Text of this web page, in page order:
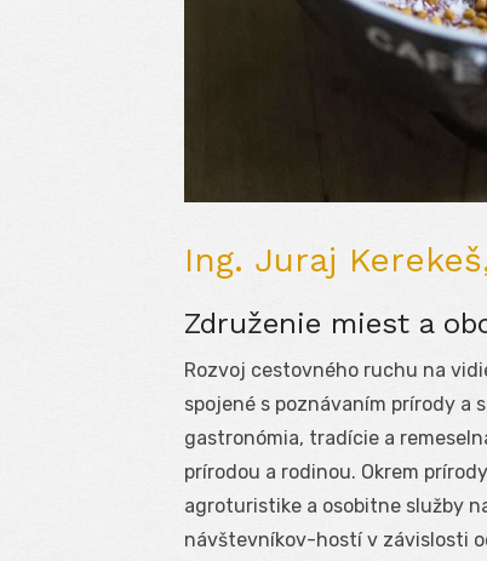
Ing. Juraj
Združenie miest a
Rozvoj cestovného ruchu na
spojené s poznávaním prírody a
gastronómia, tradície a
prírodou a rodinou. Okrem
agroturistike a osobitne služby
návštevníkov-hostí v závislosti